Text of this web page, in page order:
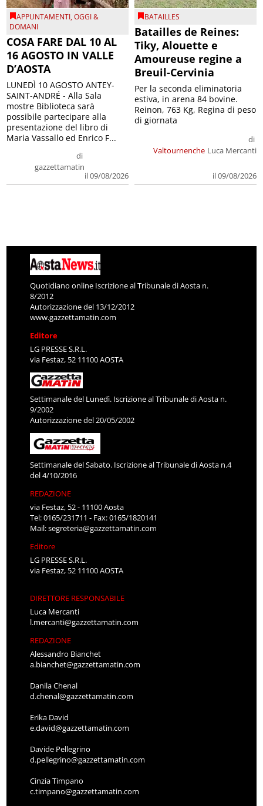
APPUNTAMENTI,OGGI &
DOMANI
COSA FARE DAL 10 AL
16 AGOSTO IN VALLE
D’AOSTA
di
gazzettamatin
il 09/08/2026
LUNEDÌ 10 AGOSTO ANTEY-
SAINT-ANDRÉ - Alla Sala
mostre Biblioteca sarà
possibile partecipare alla
presentazione del libro di
Maria Vassallo ed Enrico F...
BATAILLES
Batailles de Reines:
Tiky, Alouette e
Amoureuse regine a
Breuil-Cervinia
Valtournenche
di
Luca Mercanti
il 09/08/2026
Per la seconda eliminatoria
estiva, in arena 84 bovine.
Reinon, 763 Kg, Regina di peso
di giornata
Quotidiano online Iscrizione al Tribunale di Aosta n.
8/2012
Autorizzazione del 13/12/2012
www.gazzettamatin.com
Editore
LG PRESSE S.R.L.
via Festaz, 52 11100 AOSTA
Settimanale del Lunedì. Iscrizione al Tribunale di Aosta n.
9/2002
Autorizzazione del 20/05/2002
Settimanale del Sabato. Iscrizione al Tribunale di Aosta n.4
del 4/10/2016
REDAZIONE
via Festaz, 52 - 11100 Aosta
Tel: 0165/231711 - Fax: 0165/1820141
Mail:segreteria@gazzettamatin.com
Editore
LG PRESSE S.R.L.
via Festaz, 52 11100 AOSTA
DIRETTORE RESPONSABILE
Luca Mercanti
l.mercanti@gazzettamatin.com
REDAZIONE
Alessandro Bianchet
a.bianchet@gazzettamatin.com
Danila Chenal
d.chenal@gazzettamatin.com
Erika David
e.david@gazzettamatin.com
Davide Pellegrino
d.pellegrino@gazzettamatin.com
Cinzia Timpano
c.timpano@gazzettamatin.com